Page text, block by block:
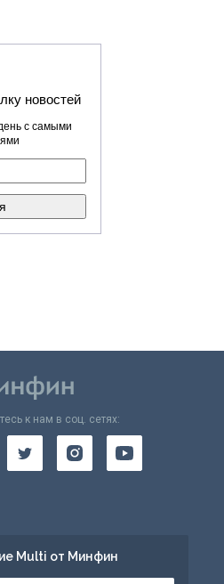
новостей
с самыми
к нам в соц. сетях:
Multi от Минфин